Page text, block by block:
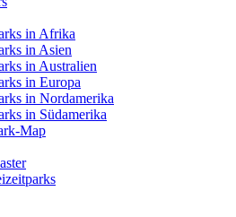
in Afrika
in Asien
in Australien
in Europa
in Nordamerika
in Südamerika
Map